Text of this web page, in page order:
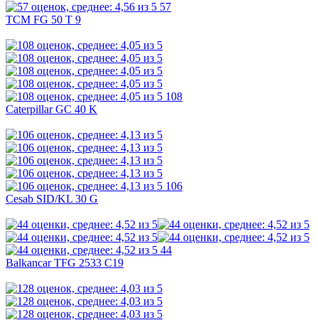
57
TCM FG 50 T 9
108
Caterpillar GC 40 K
106
Cesab SID/KL 30 G
44
Balkancar TFG 2533 C19